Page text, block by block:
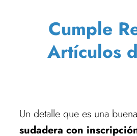
Cumple
Artículos
Un detalle que es una
sudadera con